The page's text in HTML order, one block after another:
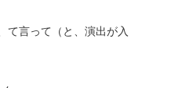
て言って（と、演出が入